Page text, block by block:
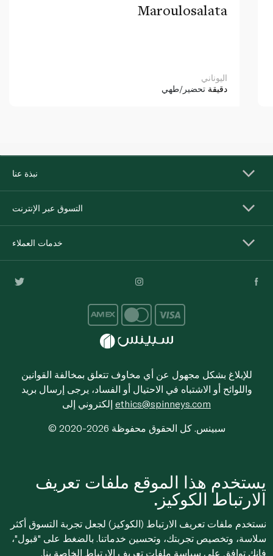
Maroulosalata
اليوناني
دقيقة تحضير/طهي
نبذة عنا
التسوق عبر الإنترنت
خدمات العملاء
للإبلاغ بشكل مجهول عن أي مخاوف تتعلق بمخالفة القوانين
واللوائح أو الاشتباه في الاحتيال أو الفساد، يرجى إرسال بريد
ethics@spinneys.com
© 2020-2026 سبينس. كل الحقوق محفوظة
يستخدم هذا الموقع ملفات تعريف
الارتباط الكوكيز.
نستخدم ملفات تعريف الارتباط (الكوكيز) لجعل تجربة التسوق أكثر
سلاسة، وتخصيص تجربتك، وتحسين خدماتنا. بالضغط على "قبول"،
فإنك توافق على سياسة ملفات تعريف الارتباط الخاصة بنا.